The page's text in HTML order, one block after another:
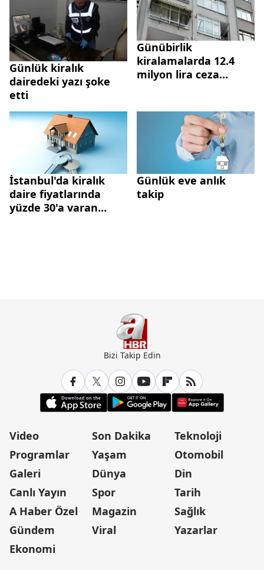
Günlük kiralık
dairedeki yazı şoke
etti
Günübirlik
kiralamalarda 12.4
milyon lira ceza
İstanbul'da kiralık
daire fiyatlarında
yüzde 30'a varan
Günlük eve anlık
takip
Bizi Takip Edin
Video
Programlar
Galeri
Canlı Yayın
A Haber Özel
Gündem
Ekonomi
Son Dakika
Yaşam
Dünya
Spor
Magazin
Viral
Teknoloji
Otomobil
Din
Tarih
Sağlık
Yazarlar